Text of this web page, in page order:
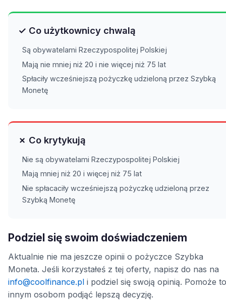
✓ Co użytkownicy chwalą
Są obywatelami Rzeczypospolitej Polskiej
Mają nie mniej niż 20 i nie więcej niż 75 lat
Spłaciły wcześniejszą pożyczkę udzieloną przez Szybką
Monetę
✗ Co krytykują
Nie są obywatelami Rzeczypospolitej Polskiej
Mają mniej niż 20 i więcej niż 75 lat
Nie spłacaciły wcześniejszą pożyczkę udzieloną przez
Szybką Monetę
Podziel się swoim doświadczeniem
Aktualnie nie ma jeszcze opinii o pożyczce Szybka
Moneta. Jeśli korzystałeś z tej oferty, napisz do nas na
info@coolfinance.pl i podziel się swoją opinią. Pomoże to
innym osobom podjąć lepszą decyzję.